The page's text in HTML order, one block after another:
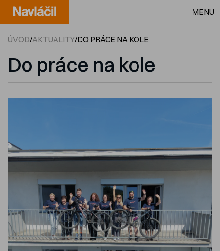
MENU
ÚVOD/AKTUALITY/DO PRÁCE NA KOLE
Do práce na kole